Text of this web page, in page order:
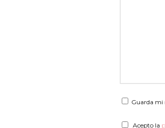
Acepto la
Guarda mi